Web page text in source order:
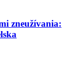
zneužívania: